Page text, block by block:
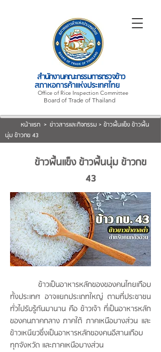
สำนักงานคณะกรรมการตรวจข้าว
สภาหอการค้าแห่งประเทศไทย
Office of Rice Inspection Committee
Board of Trade of Thailand
หน้าแรก > ข่าวสารและกิจกรรม > ข้าวพื้นแข็ง ข้าวพื้น
นุ่ม ข้าวกข 43
ข้าวพื้นแข็ง ข้าวพื้นนุ่ม ข้าวกข
43
ข้าวเป็นอาหารหลักของของคนไทยเกือบ
ทั้งประเทศ อาจแยกประเภทใหญ่ ตามที่ประชาชน
ทั่วไปรับรู้กันมานาน คือ ข้าวเจ้า ที่เป็นอาหารหลัก
ของคนภาคกลาง ภาคใต้ ภาคเหนือบางส่วน และ
ข้าวเหนียวซึ่งเป็นอาหารหลักของคนอีสานเกือบ
ทุกจังหวัด และภาคเหนือบางส่วน